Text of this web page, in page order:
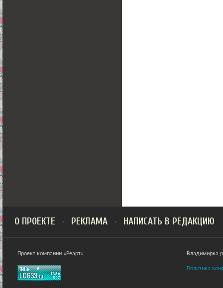
О ПРОЕКТЕ РЕКЛАМА НАПИСАТЬ В РЕДАКЦИЮ
Проект компании «Реарт» Владимирка
Политика